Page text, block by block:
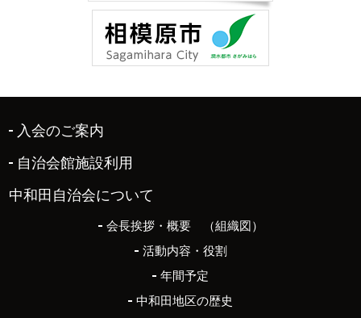
入会のご案内
自治会館施設利用
中和田自治会について
会長挨拶・概要 （組織図）
活動内容・役割
年間予定
中和田地区の歴史